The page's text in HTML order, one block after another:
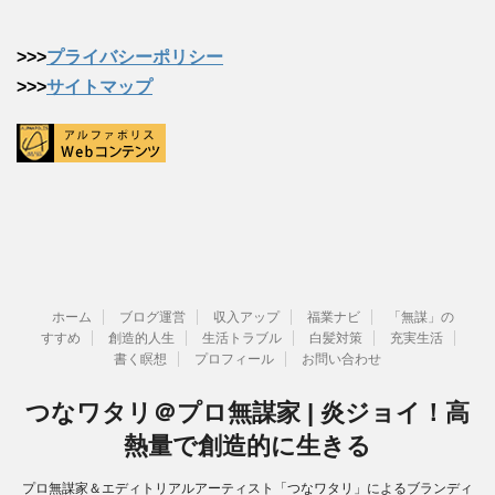
>>>プライバシーポリシー
>>>サイトマップ
ホーム ブログ運営 収入アップ 福業ナビ
「無謀」の
すすめ
創造的人生 生活トラブル 白髪対策
充実生活
書く瞑想
プロフィール お問い合わせ
つなワタリ＠プロ無謀家 | 炎ジョイ！高
熱量で創造的に生きる
プロ無謀家＆エディトリアルアーティスト「つなワタリ」によるブランディ